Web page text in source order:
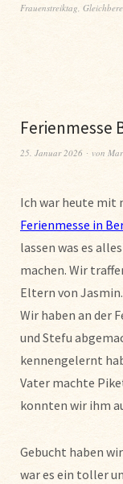
Frauenstreiktag
Ferienmesse
25. Januar 2026 von
Ich war heute mit
Ferienmesse in
lassen was es
machen. Wir
Eltern von
Wir haben an der
und Stefu
kennengelernt
Vater machte
konnten wir ihm
Gebucht haben
war es ein toller